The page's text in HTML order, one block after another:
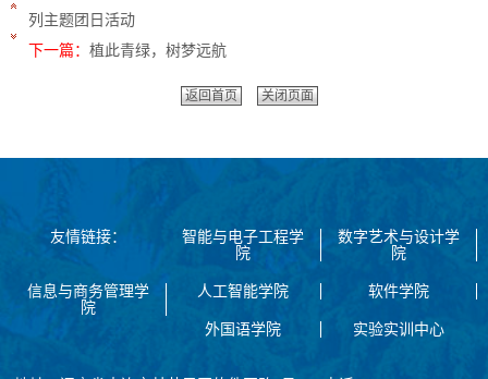
列主题团日活动
下一篇： 植此青绿，树梦远航
返回首页 关闭页面
友情链接：
智能与电子工程学
院
数字艺术与设计学
院
信息与商务管理学
院
人工智能学院 软件学院
外国语学院 实验实训中心